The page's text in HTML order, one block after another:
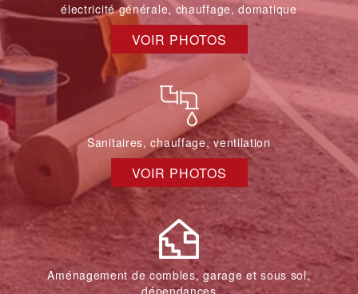
électricité générale, chauffage, domatique
VOIR PHOTOS
Sanitaires, chauffage, ventilation
VOIR PHOTOS
Aménagement de combles, garage et sous sol,
dépendances